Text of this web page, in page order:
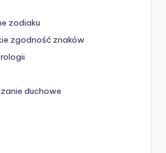
zodiaku
zgodność znaków
duchowe